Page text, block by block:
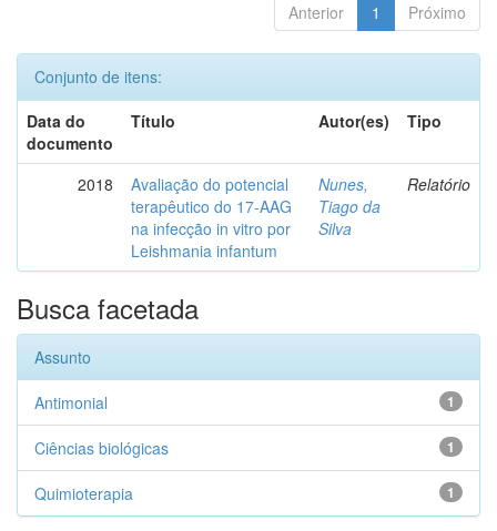
Anterior 1 Próximo
Conjunto de itens:
Data do
documento
Título Autor(es) Tipo
2018
Avaliação do potencial
terapêutico do 17-AAG
na infecção in vitro por
Leishmania infantum
Nunes,
Tiago da
Silva
Relatório
Busca facetada
Assunto
1
Antimonial
1
Ciências biológicas
1
Quimioterapia